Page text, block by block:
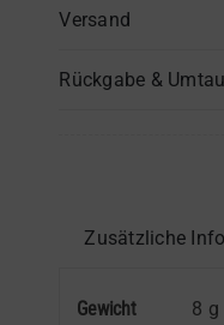
–
(1)
Versand
Rückgabe &
Zusätzliche
Gewicht 8 g